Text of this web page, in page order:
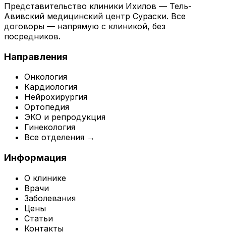
Представительство клиники Ихилов — Тель-
Авивский медицинский центр Сураски. Все
договоры — напрямую с клиникой, без
посредников.
Направления
Онкология
Кардиология
Нейрохирургия
Ортопедия
ЭКО и репродукция
Гинекология
Все отделения →
Информация
О клинике
Врачи
Заболевания
Цены
Статьи
Контакты